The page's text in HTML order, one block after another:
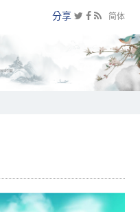
简体
分享